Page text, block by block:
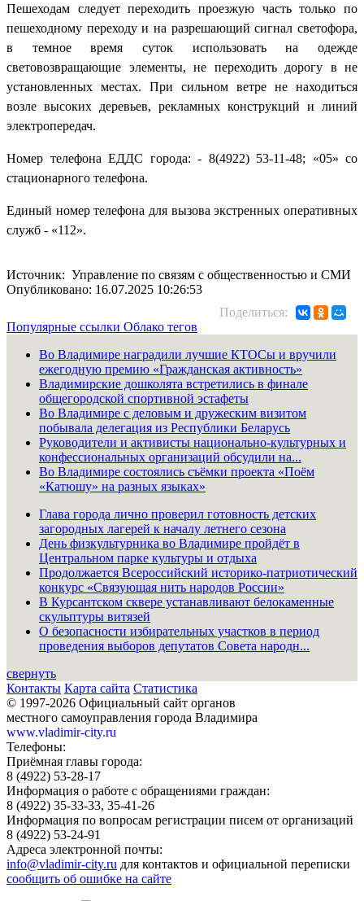
Пешеходам следует переходить проезжую часть только по
пешеходному переходу и на разрешающий сигнал светофора,
в темное время суток использовать на одежде
световозвращающие элементы, не переходить дорогу в не
установленных местах. При сильном ветре не находиться
возле высоких деревьев, рекламных конструкций и линий
электропередач.
Номер телефона ЕДДС города: - 8(4922) 53-11-48; «05» со
стационарного телефона.
Единый номер телефона для вызова экстренных оперативных
служб - «112».
Источник: Управление по связям с общественностью и СМИ
Опубликовано: 16.07.2025 10:26:53
Поделиться:
Популярные ссылки Облако тегов
Во Владимире наградили лучшие КТОСы и вручили
ежегодную премию «Гражданская активность»
Владимирские дошколята встретились в финале
общегородской спортивной эстафеты
Во Владимире с деловым и дружеским визитом
побывала делегация из Республики Беларусь
Руководители и активисты национально-культурных и
конфессиональных организаций обсудили на...
Во Владимире состоялись съёмки проекта «Поём
«Катюшу» на разных языках»
Глава города лично проверил готовность детских
загородных лагерей к началу летнего сезона
День физкультурника во Владимире пройдёт в
Центральном парке культуры и отдыха
Продолжается Всероссийский историко-патриотический
конкурс «Связующая нить народов России»
В Курсантском сквере устанавливают белокаменные
скульптуры витязей
О безопасности избирательных участков в период
проведения выборов депутатов Совета народн...
свернуть
Контакты Карта сайта Статистика
© 1997-2026 Официальный сайт органов
местного самоуправления города Владимира
www.vladimir-city.ru
Телефоны:
Приёмная главы города:
8 (4922) 53-28-17
Информация о работе с обращениями граждан:
8 (4922) 35-33-33, 35-41-26
Информация по вопросам регистрации писем от организаций
8 (4922) 53-24-91
Адреса электронной почты:
info@vladimir-city.ru для контактов и официальной переписки
сообщить об ошибке на сайте